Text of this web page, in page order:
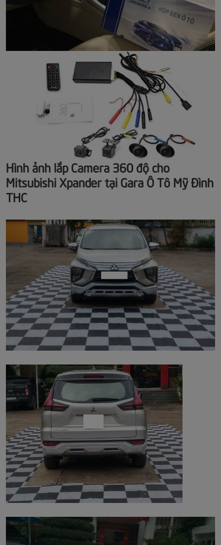
Hình ảnh lắp Camera 360 độ cho
Mitsubishi Xpander tại Gara Ô Tô Mỹ Đình
THC